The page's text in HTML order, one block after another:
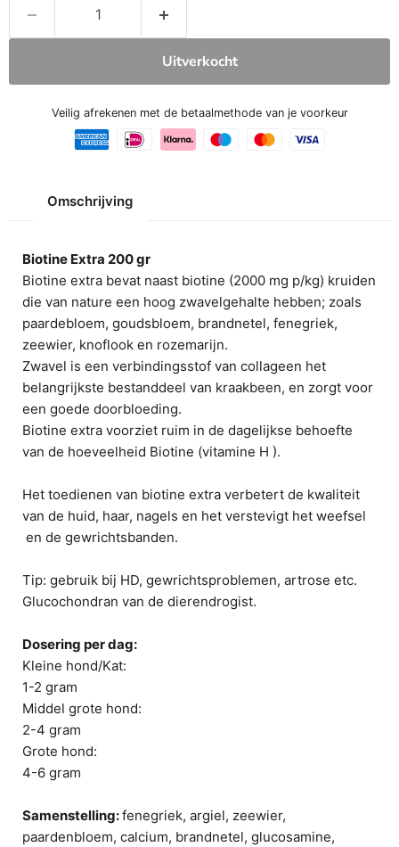
Uitverkocht
Veilig afrekenen met de betaalmethode van je voorkeur
Omschrijving
Biotine Extra 200 gr
Biotine extra bevat naast biotine (2000 mg p/kg) kruiden
die van nature een hoog zwavelgehalte hebben; zoals
paardebloem, goudsbloem, brandnetel, fenegriek,
zeewier, knoflook en rozemarijn.
Zwavel is een verbindingsstof van collageen het
belangrijkste bestanddeel van kraakbeen, en zorgt voor
een goede doorbloeding.
Biotine extra voorziet ruim in de dagelijkse behoefte
van de hoeveelheid Biotine (vitamine H ).
Het toedienen van biotine extra verbetert de kwaliteit
van de huid, haar, nagels en het verstevigt het weefsel
en de gewrichtsbanden.
Tip: gebruik bij HD, gewrichtsproblemen, artrose etc.
Glucochondran van de dierendrogist.
Dosering per dag:
Kleine hond/Kat:
1-2 gram
Middel grote hond:
2-4 gram
Grote hond:
4-6 gram
Samenstelling:fenegriek, argiel, zeewier,
paardenbloem, calcium, brandnetel, glucosamine,